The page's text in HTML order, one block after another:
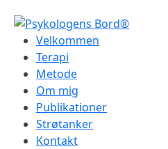
indholdPsykologens Bord®
Velkommen
Terapi
Metode
Om mig
Publikationer
Strøtanker
Kontakt